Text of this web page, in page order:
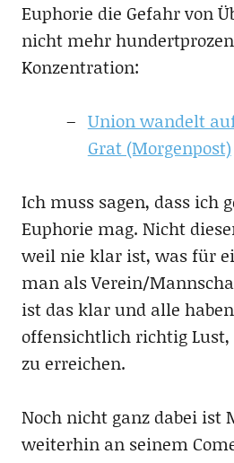
Euphorie die Gefahr von
nicht mehr
Konzentration:
Union wandelt
Grat (Morgenpost)
Ich muss sagen, dass ich
Euphorie mag. Nicht
weil nie klar ist, was für
man als Verein/
ist das klar und alle
offensichtlich richtig Lust,
zu erreichen.
Noch nicht ganz dabei ist
weiterhin an seinem